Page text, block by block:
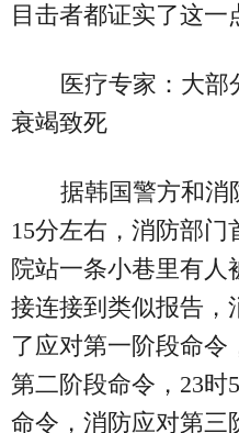
目击者都证实了这一
医疗专家：大部
衰竭致死
据韩国警方和消
15分左右，消防部
院站一条小巷里有
接连接到类似报告，
了应对第一阶段命令
第二阶段命令，23时
命令，消防应对第三